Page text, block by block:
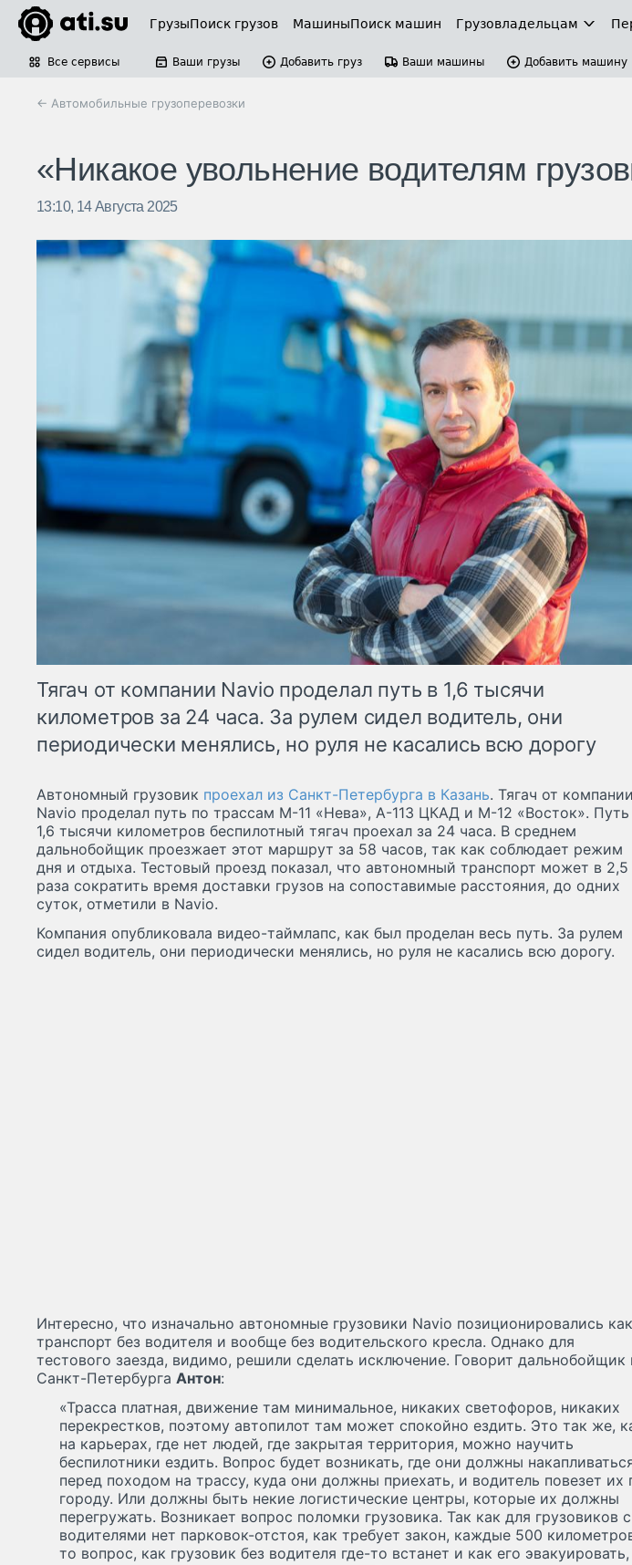
ГрузыПоиск грузов МашиныПоиск машин Грузовладельцам
Все сервисы Ваши грузы Добавить груз Ваши машины Добавить машину
← Автомобильные грузоперевозки
«Никакое увольнение водителям
13:10, 14 Августа 2025
Тягач от компании Navio проделал путь в 1,6 тысячи
километров за 24 часа. За рулем сидел водитель, они
периодически менялись, но руля не касались всю дорогу
Автономный грузовик проехал из Санкт-Петербурга в Казань. Тягач от компании
Navio проделал путь по трассам М-11 «Нева», А-113 ЦКАД и М-12 «Восток». Путь
1,6 тысячи километров беспилотный тягач проехал за 24 часа. В среднем
дальнобойщик проезжает этот маршрут за 58 часов, так как соблюдает режим
дня и отдыха. Тестовый проезд показал, что автономный транспорт может в 2,5
раза сократить время доставки грузов на сопоставимые расстояния, до одних
суток, отметили в Navio.
Компания опубликовала видео-таймлапс, как был проделан весь путь. За рулем
сидел водитель, они периодически менялись, но руля не касались всю дорогу.
Интересно, что изначально автономные грузовики Navio позиционировались как
транспорт без водителя и вообще без водительского кресла. Однако для
тестового заезда, видимо, решили сделать исключение. Говорит дальнобойщик
Санкт-Петербурга Антон:
«Трасса платная, движение там минимальное, никаких светофоров, никаких
перекрестков, поэтому автопилот там может спокойно ездить. Это так же,
на карьерах, где нет людей, где закрытая территория, можно научить
беспилотники ездить. Вопрос будет возникать, где они должны
перед походом на трассу, куда они должны приехать, и водитель повезет их
городу. Или должны быть некие логистические центры, которые их должны
перегружать. Возникает вопрос поломки грузовика. Так как для грузовиков с
водителями нет парковок-отстоя, как требует закон, каждые 500
то вопрос, как грузовик без водителя где-то встанет и как его эвакуировать,